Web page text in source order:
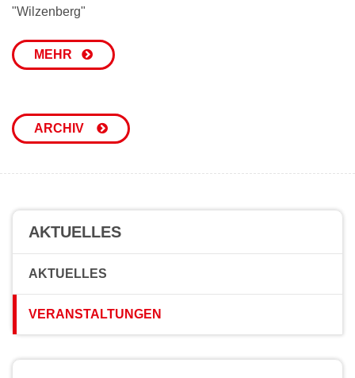
"Wilzenberg"
MEHR
ARCHIV
AKTUELLES
AKTUELLES
VERANSTALTUNGEN